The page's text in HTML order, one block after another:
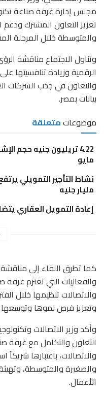
مجلس إدارة غرفة صناعة
تعزيز التعاون المشترك
والمتوسطة خلال المرحلة
وتناول الاجتماع مناقشة
الرقمية وزيادة تنافسيتها
والتعاون في جذب الشركات
بيانات بمصر.
موضوعاتمتعلقة
4.22 تريليون جنيه حجم
مايو
مليار جنيه
إعادة التمويل العقاري يتضاعف 3 مرات
كما تطرق اللقاء إلى مناقشة
والفعاليات التي تعتزم غرفة
والاتصالات تنظيمها خلال
وتعزيز فرص نموها وتوسعها
وأكد وزير الاتصالات
التعاون والتكامل مع غرفة
والاتصالات، باعتبارها شريكاً
والصغيرة والمتوسطة،
الأعمال.